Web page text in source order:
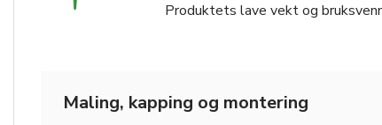
Produktets lave vekt og
Maling, kapping og montering